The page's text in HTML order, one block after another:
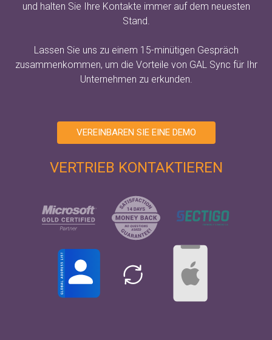
und halten Sie Ihre Kontakte immer auf dem neuesten
Stand.
Lassen Sie uns zu einem 15-minütigen Gespräch
zusammenkommen, um die Vorteile von GAL Sync für Ihr
Unternehmen zu erkunden.
VEREINBAREN SIE EINE DEMO
VERTRIEB KONTAKTIEREN